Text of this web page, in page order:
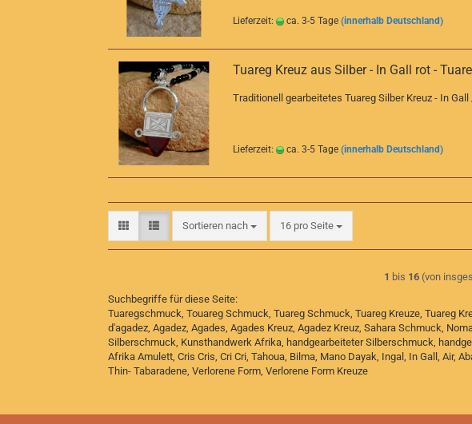
Lieferzeit: ca. 3-5 Tage (innerhalb Deutschland)
Tuareg Kreuz aus Silber - In Gall rot -
Traditionell gearbeitetes Tuareg Silber Kreuz - In Gall
Lieferzeit: ca. 3-5 Tage (innerhalb Deutschland)
Sortieren nach
Sortieren nach 16 pro Seite
pro Seite
1 bis 16 (von
Suchbegriffe für diese Seite:
Tuaregschmuck, Touareg Schmuck, Tuareg Schmuck, Tuareg Kreuze, Tuareg
d'agadez, Agadez, Agades, Agades Kreuz, Agadez Kreuz, Sahara Schmuck,
Silberschmuck, Kunsthandwerk Afrika, handgearbeiteter Silberschmuck,
Afrika Amulett, Cris Cris, Cri Cri, Tahoua, Bilma, Mano Dayak, Ingal, In Gall, Air,
Thin- Tabaradene, Verlorene Form, Verlorene Form Kreuze